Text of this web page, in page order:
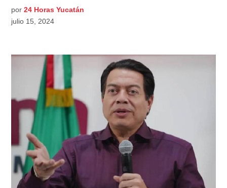
por 24 Horas Yucatán
julio 15, 2024